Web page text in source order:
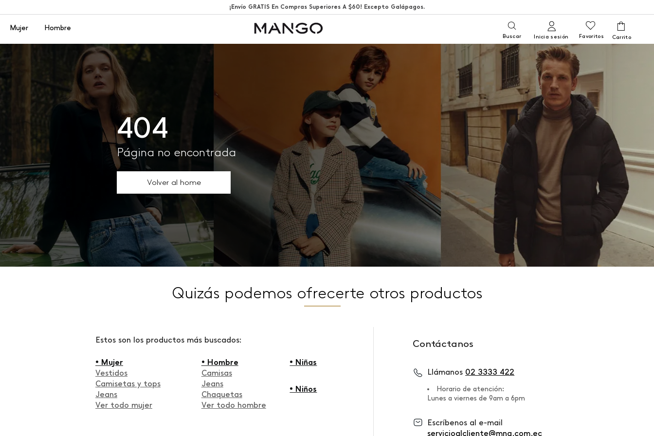
¡Envío GRATIS En Compras Superiores A $60! Excepto Galápagos.
Menú
Mujer Hombre
Buscar Inicia sesión Favoritos
404
Página no encontrada
Volver al home
Quizás podemos ofrecerte otros productos
Estos son los productos más buscados:
• Mujer
Vestidos
Camisetas y tops
Jeans
Ver todo mujer
• Hombre
Camisas
Jeans
Chaquetas
Ver todo hombre
• Niñas
• Niños
Contáctanos
Llámanos 02 3333 422
Horario de atención:
Lunes a viernes de 9am a 6pm
Escríbenos al e-mail
servicioalcliente@mng.com.ec